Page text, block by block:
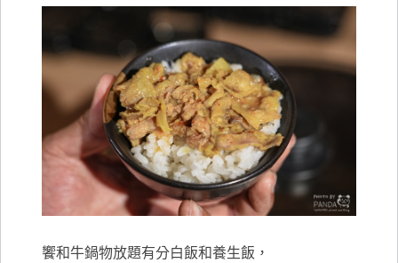
饗和牛鍋物放題有分白飯和養生飯，